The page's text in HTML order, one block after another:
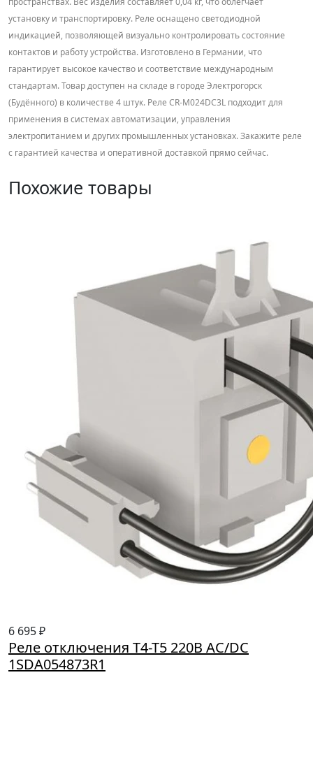
установку и транспортировку. Реле оснащено светодиодной
индикацией, позволяющей визуально контролировать состояние
контактов и работу устройства. Изготовлено в Германии, что
гарантирует высокое качество и соответствие международным
стандартам. Товар доступен на складе в городе Электрогорск
(Будённого) в количестве 4 штук. Реле CR-M024DC3L подходит для
применения в системах автоматизации, управления
электропитанием и других промышленных установках. Закажите реле
с гарантией качества и оперативной доставкой прямо сейчас.
Похожие товары
6 695 ₽
Реле отключения Т4-Т5 220В AC/DC
1SDA054873R1